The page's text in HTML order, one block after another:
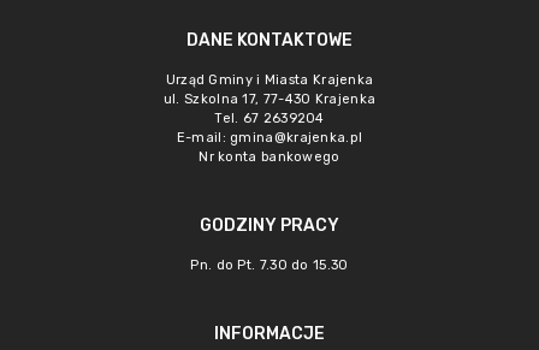
DANE KONTAKTOWE
Urząd Gminy i Miasta Krajenka
ul. Szkolna 17, 77-430 Krajenka
Tel. 67 2639204
E-mail: gmina@krajenka.pl
Nr konta bankowego
GODZINY PRACY
Pn. do Pt. 7.30 do 15.30
INFORMACJE